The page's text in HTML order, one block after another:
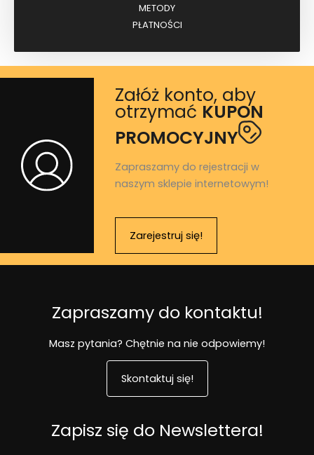
METODY
PŁATNOŚCI
Załóż konto, aby
otrzymać KUPON
PROMOCYJNY
Zapraszamy do rejestracji w
naszym sklepie internetowym!
Zarejestruj się!
Zapraszamy do kontaktu!
Masz pytania? Chętnie na nie odpowiemy!
Skontaktuj się!
Zapisz się do Newslettera!